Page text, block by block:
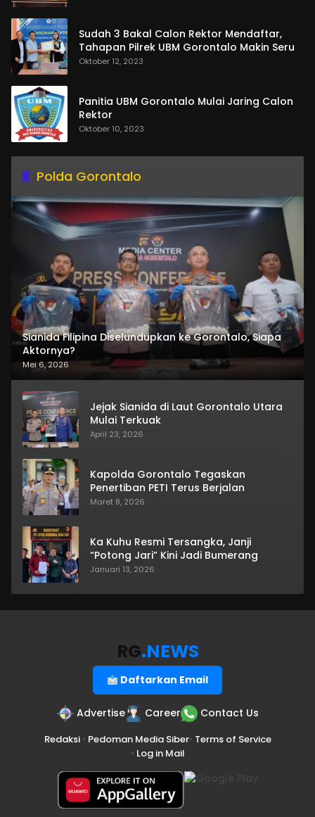
Sudah 3 Bakal Calon Rektor Mendaftar,
Tahapan Pilrek UBM Gorontalo Makin Seru
Oktober 12, 2023
Panitia UBM Gorontalo Mulai Jaring Calon
Rektor
Oktober 10, 2023
Polda Gorontalo
Sianida Filipina Diselundupkan ke Gorontalo, Siapa
Aktornya?
Mei 6, 2026
Jejak Sianida di Laut Gorontalo Utara
Mulai Terkuak
April 23, 2026
Kapolda Gorontalo Tegaskan
Penertiban PETI Terus Berjalan
Maret 8, 2026
Ka Kuhu Resmi Tersangka, Janji
“Potong Jari” Kini Jadi Bumerang
Januari 13, 2026
RG.NEWS
Daftarkan Email
Advertise Career Contact Us
Redaksi• Pedoman Media Siber• Terms of Service
• Log in Mail